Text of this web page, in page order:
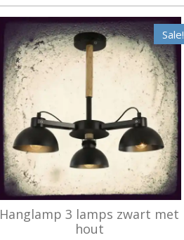
Sale!
Hanglamp 3 lamps zwart met
hout